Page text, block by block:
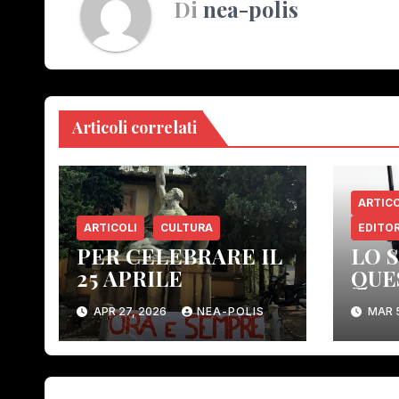
Di nea-polis
Articoli correlati
ARTICOLI CULTURA
PER CELEBRARE IL
25 APRILE
APR 27, 2026 NEA-POLIS
LO
MAR